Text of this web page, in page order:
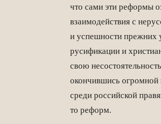
что сами эти реформы
взаимодействия с
и успешности прежних
русификации и
свою
окончившись огромной
среди российской
то реформ.